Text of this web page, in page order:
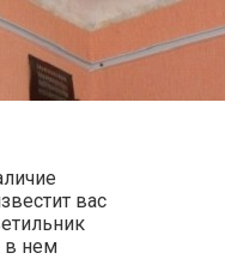
вас
в нем